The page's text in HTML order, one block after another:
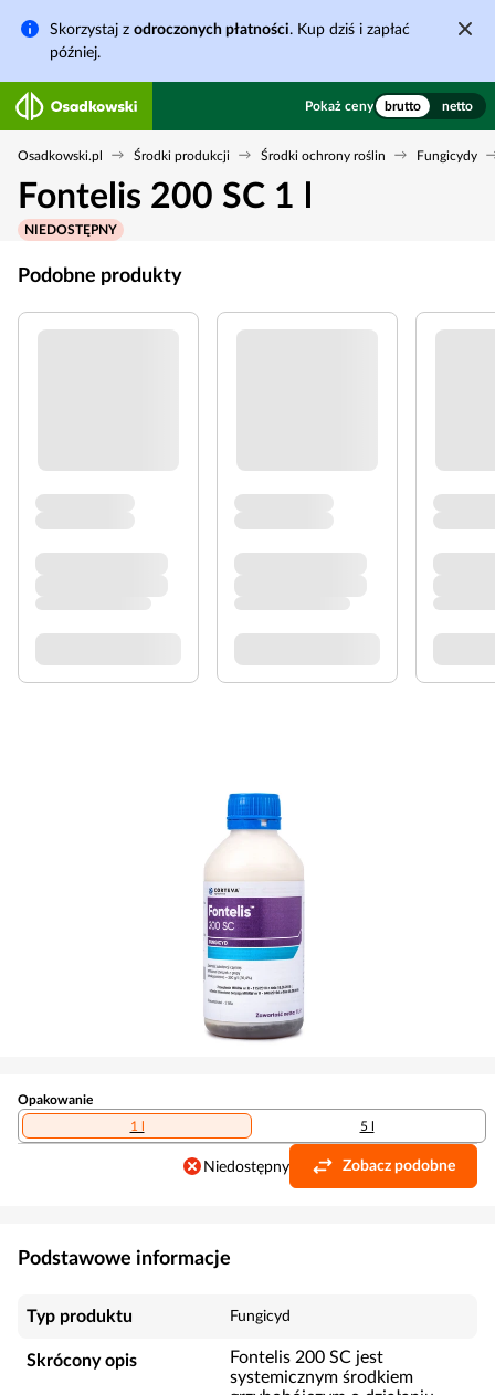
Skorzystaj z odroczonych płatności. Kup dziś i zapłać
później.
Pokaż ceny brutto netto
Osadkowski.pl Środki produkcji Środki ochrony roślin Fungicydy
Fontelis 200 SC 1 l
NIEDOSTĘPNY
Podobne produkty
Opakowanie
1 l
5 l
Niedostępny Zobacz podobne
Podstawowe informacje
Typ produktu Fungicyd
Skrócony opis
Fontelis 200 SC jest
systemicznym środkiem